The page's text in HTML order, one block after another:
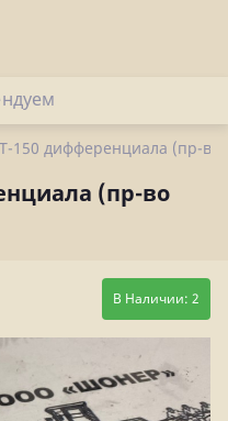
150 дифференциала (пр-во
(пр-во
В Наличии: 2